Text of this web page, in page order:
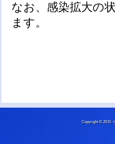
なお、感染拡大の
ます。
Copyright © 2015